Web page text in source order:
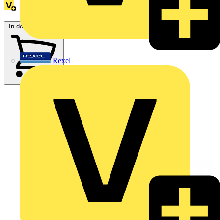
Rexel
Treuepunkte:
In den Warenkorb